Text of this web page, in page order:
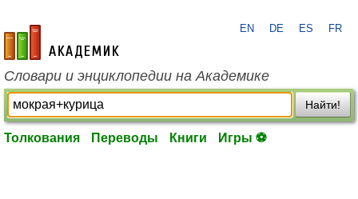
academic.ru
EN DE ES FR
Словари и энциклопедии на Академике
Найти!
Толкования Переводы Книги Игры ⚽